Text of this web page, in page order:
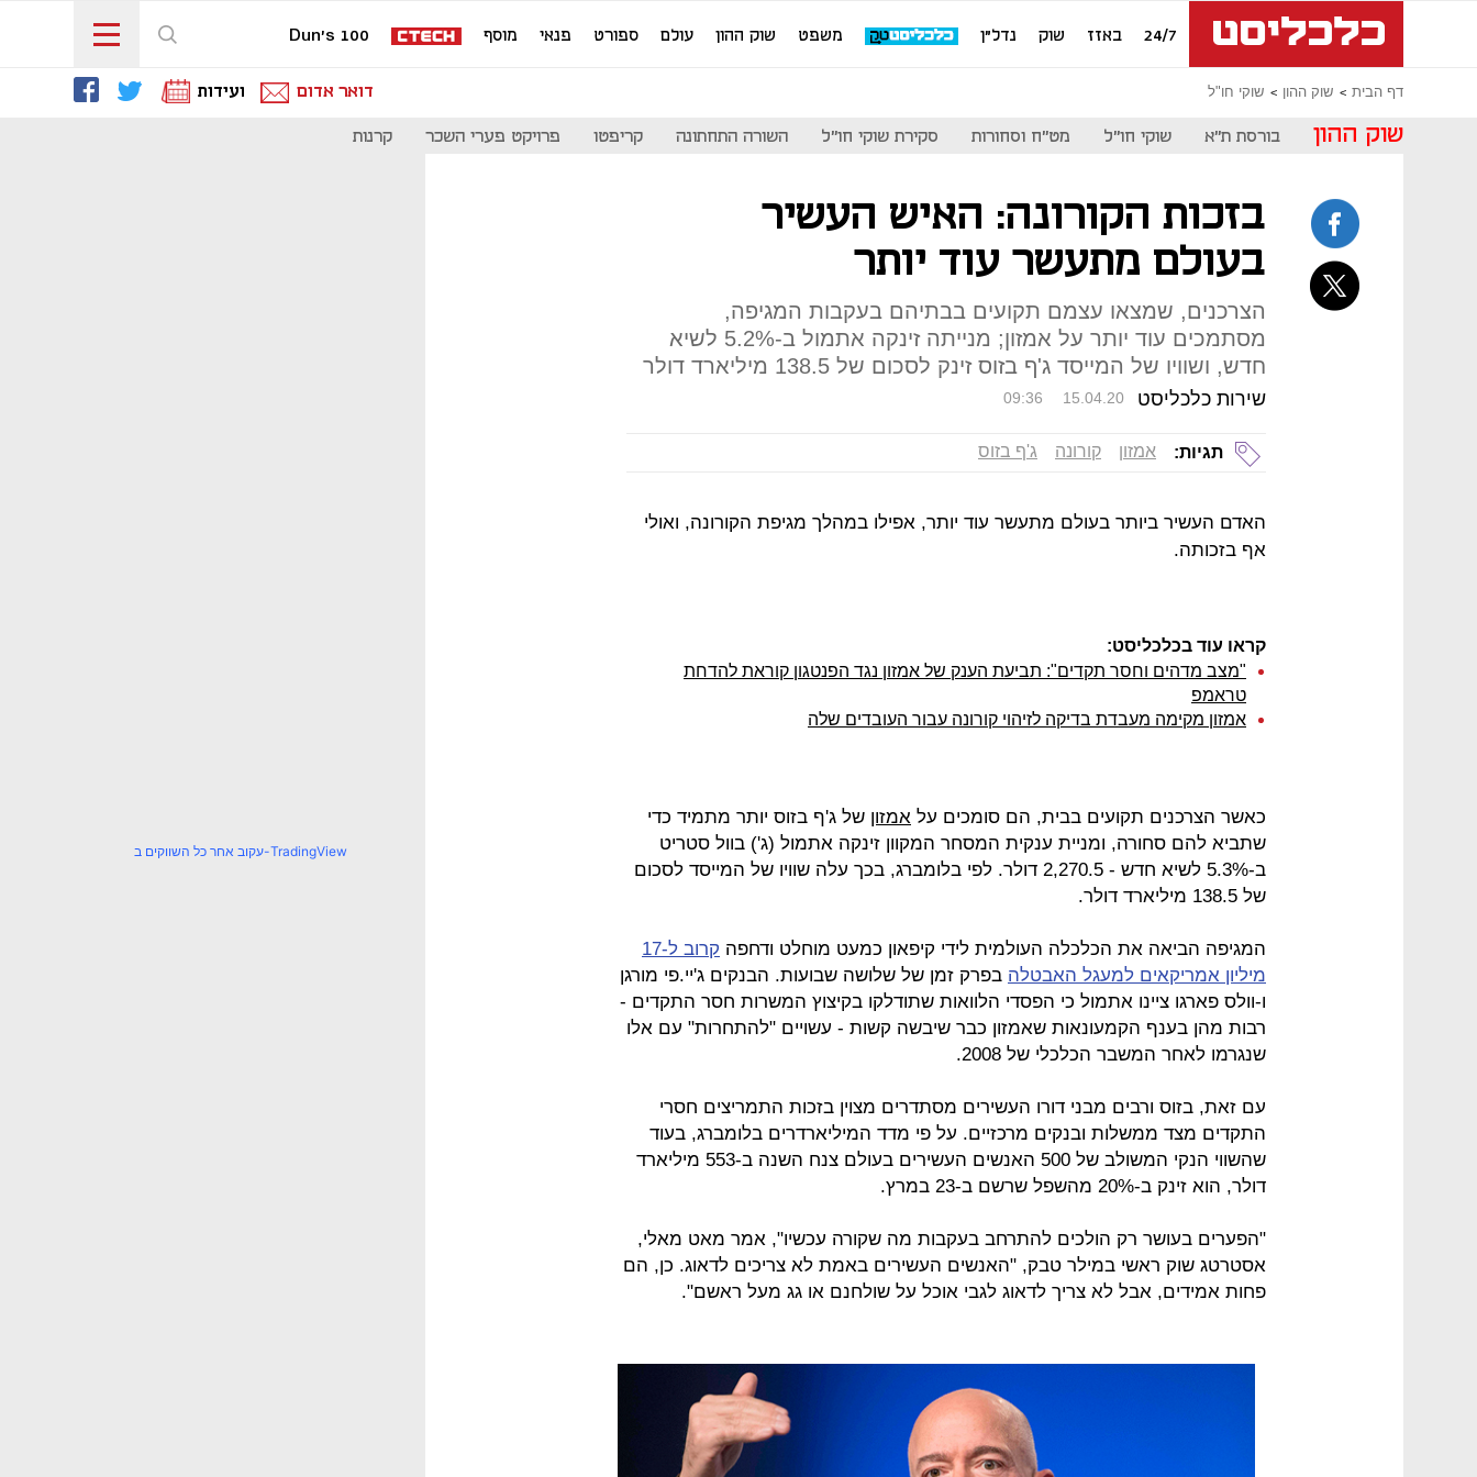
24/7 באזז שוק נדל"ן משפט שוק ההון עולם ספורט פנאי מוסף Dun's 100
דף הבית שוק ההון שוקי חו"ל דואר אדום ועידות
שוק ההון בורסת ת"א שוקי חו"ל מט"ח וסחורות סקירת שוקי חו"ל השורה התחתונה קריפטו פרויקט פערי השכר קרנות
בזכות הקורונה: האיש העשיר
בעולם מתעשר עוד יותר
הצרכנים, שמצאו עצמם תקועים בבתיהם בעקבות המגיפה,
מסתמכים עוד יותר על אמזון; מנייתה זינקה אתמול ב-5.2% לשיא
חדש, ושוויו של המייסד ג'ף בזוס זינק לסכום של 138.5 מיליארד דולר
שירות כלכליסט 09:36 15.04.20
תגיות: אמזון קורונה ג'ף בזוס
האדם העשיר ביותר בעולם מתעשר עוד יותר, אפילו במהלך מגיפת הקורונה, ואולי
אף בזכותה.
קראו עוד בכלכליסט:
"מצב מדהים וחסר תקדים": תביעת הענק של אמזון נגד הפנטגון קוראת להדחת
טראמפ
אמזון מקימה מעבדת בדיקה לזיהוי קורונה עבור העובדים שלה
כאשר הצרכנים תקועים בבית, הם סומכים על אמזון של ג'ף בזוס יותר מתמיד כדי
שתביא להם סחורה, ומניית ענקית המסחר המקוון זינקה אתמול (ג') בוול סטריט
ב-5.3% לשיא חדש - 2,270.5 דולר. לפי בלומברג, בכך עלה שוויו של המייסד לסכום
של 138.5 מיליארד דולר.
המגיפה הביאה את הכלכלה העולמית לידי קיפאון כמעט מוחלט ודחפה
קרוב ל-17
מיליון אמריקאים למעגל האבטלה בפרק זמן של שלושה שבועות. הבנקים ג'יי.פי מורגן
ו-וולס פארגו ציינו אתמול כי הפסדי הלוואות שתודלקו בקיצוץ המשרות חסר התקדים -
רבות מהן בענף הקמעונאות שאמזון כבר שיבשה קשות - עשויים "להתחרות" עם אלו
שנגרמו לאחר המשבר הכלכלי של 2008.
עם זאת, בזוס ורבים מבני דורו העשירים מסתדרים מצוין בזכות התמריצים חסרי
התקדים מצד ממשלות ובנקים מרכזיים. על פי מדד המיליארדרים בלומברג, בעוד
שהשווי הנקי המשולב של 500 האנשים העשירים בעולם צנח השנה ב-553 מיליארד
דולר, הוא זינק ב-20% מהשפל שרשם ב-23 במרץ.
"הפערים בעושר רק הולכים להתרחב בעקבות מה שקורה עכשיו", אמר מאט מאלי,
אסטרטג שוק ראשי במילר טבק, "האנשים העשירים באמת לא צריכים לדאוג. כן, הם
פחות אמידים, אבל לא צריך לדאוג לגבי אוכל על שולחנם או גג מעל ראשם".
עקוב אחר כל השווקים ב-TradingView